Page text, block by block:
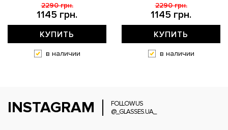
1145 грн.
2290 грн.
КУПИТЬ
в наличии
1145 грн.
2290 грн.
КУПИТЬ
в наличии
INSTAGRAM
FOLLOW US
@_GLASSES.UA_